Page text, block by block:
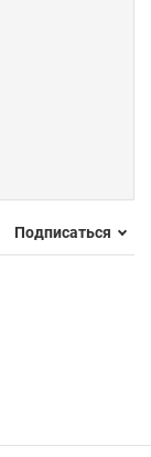
Подписаться